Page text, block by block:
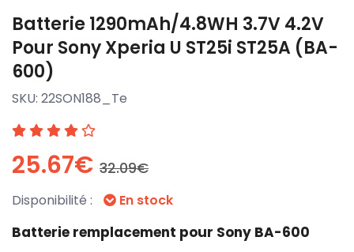
Batterie 1290mAh/4.8WH 3.7V 4.2V
Pour Sony Xperia U ST25i ST25A (BA-
600)
SKU: 22SON188_Te
25.67€ 32.09€
Disponibilité : En stock
Batterie remplacement pour Sony BA-600